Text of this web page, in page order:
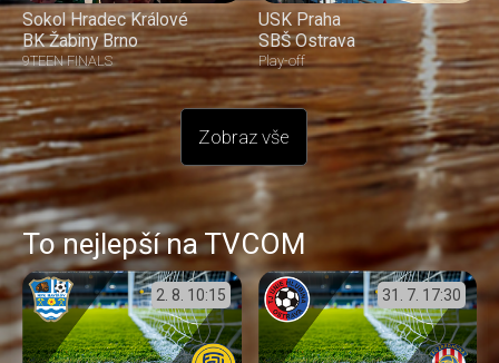
Sokol Hradec Králové
BK Žabiny Brno
9TEEN FINALS
USK Praha
SBŠ Ostrava
Play-off
Zobraz vše
To nejlepší na TVCOM
2. 8. 10:15 31. 7. 17:30